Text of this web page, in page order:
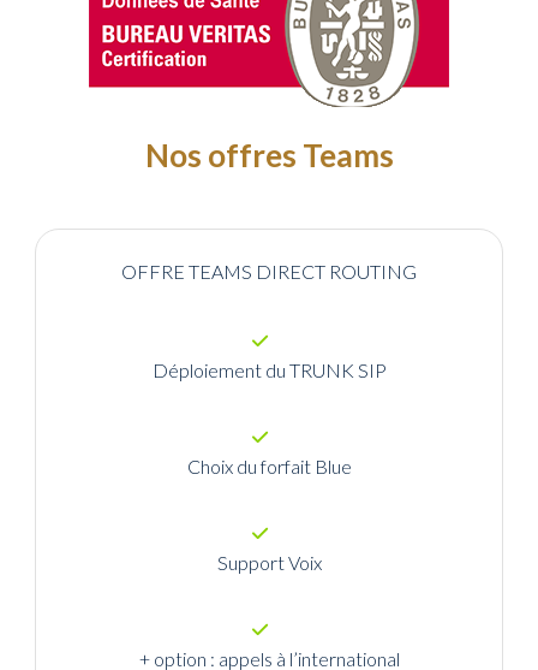
Nos offres Teams
OFFRE TEAMS DIRECT ROUTING
Déploiement du TRUNK SIP
Choix du forfait Blue
Support Voix
+ option : appels à l’international